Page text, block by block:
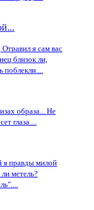
я сам вас
близок ли,
поблекли....
образа... Не
глаза....
я правды милой
метель?